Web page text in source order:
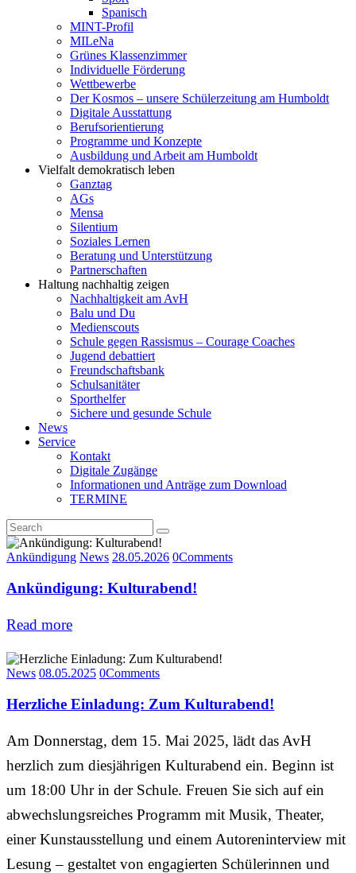
Spanisch
MINT-Profil
MILeNa
Grünes Klassenzimmer
Individuelle Förderung
Wettbewerbe
Der Kosmos – unsere Schülerzeitung am Humboldt
Digitale Ausstattung
Berufsorientierung
Programme und Konzepte
Ausbildung und Arbeit am Humboldt
Vielfalt demokratisch leben
Ganztag
AGs
Mensa
Silentium
Soziales Lernen
Beratung und Unterstützung
Partnerschaften
Haltung nachhaltig zeigen
Nachhaltigkeit am AvH
Balu und Du
Medienscouts
Schule gegen Rassismus – Courage Coaches
Jugend debattiert
Freundschaftsbank
Schulsanitäter
Sporthelfer
Sichere und gesunde Schule
News
Service
Kontakt
Digitale Zugänge
Informationen und Anträge zum Download
TERMINE
Ankündigung News 28.05.2026 0Comments
Ankündigung: Kulturabend!
Read more
News 08.05.2025 0Comments
Herzliche Einladung: Zum Kulturabend!
Am Donnerstag, dem 15. Mai 2025, lädt das AvH
herzlich zum diesjährigen Kulturabend ein. Beginn ist
um 18:00 Uhr in der Schule. Freuen Sie sich auf ein
abwechslungsreiches Programm mit Musik, Theater,
einer Kunstausstellung und einem Autoreninterview mit
Lesung – gestaltet von engagierten Schülerinnen und